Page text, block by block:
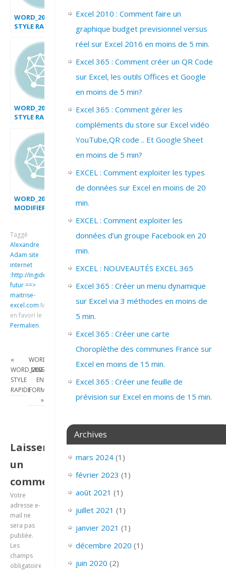
WORD_2007_APPLIQUER
STYLE RAPIDE
WORD_2007_CREER
STYLE RAPIDE
WORD_2007_
MODIFIER STYLE
Taggé
Alexandre
Adam site
internet
:http://ingideo.sharepoint.com
futur ==>
maitrise-
excel.com.Mettre
en favori le
Permalien.
«
WORD_2007_CREER
STYLE
RAPIDE
WORD_2007_COPIER
MISE
EN
FORME
»
Laisser
un
commentaire
Votre
adresse e-
mail ne
sera pas
publiée.
Les
champs
obligatoires
Excel 2010 : Comment faire un
graphique budget previsionnel versus
réel sur Excel 2016 en moins de 5 min.
Excel 365 : Comment créer un QR Code
sur Excel, les outils Offices et Google
en moins de 5 min?
Excel 365 : Comment gérer les
compléments du store sur Excel vidéo
YouTube,QR code .. Et Google Sheet
en moins de 5 min?
EXCEL : Comment exploiter les types
de données sur Excel en moins de 20
min.
EXCEL : Comment exploiter les
données d’un groupe Facebook en 20
min.
EXCEL : NOUVEAUTÉS EXCEL 365
Excel 365 : Créer un menu dynamique
sur Excel via 3 méthodes en moins de
5 min.
Excel 365 : Créer une carte
Choroplèthe des communes France sur
Excel en moins de 15 min.
Excel 365 : Créer une feuille de
prévision sur Excel en moins de 15 min.
Archives
mars 2024(1)
février 2023 (1)
août 2021 (1)
juillet 2021 (1)
janvier 2021 (1)
décembre 2020 (1)
juin 2020 (2)